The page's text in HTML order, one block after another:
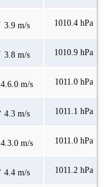
3.9 m/s 1010.4 hPa
3.8 m/s 1010.9 hPa
4.6.0 m/s 1011.0 hPa
4.3 m/s 1011.1 hPa
4.3.0 m/s 1011.0 hPa
4.4 m/s 1011.2 hPa